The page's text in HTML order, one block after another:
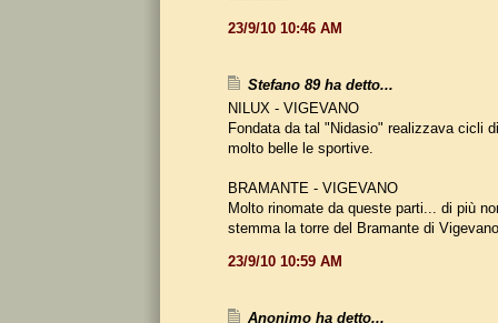
23/9/10 10:46 AM
Stefano 89 ha detto...
NILUX - VIGEVANO
Fondata da tal "Nidasio" realizzava cicli
molto belle le sportive.
BRAMANTE - VIGEVANO
Molto rinomate da queste parti... di più
stemma la torre del Bramante di
23/9/10 10:59 AM
Anonimo ha detto...